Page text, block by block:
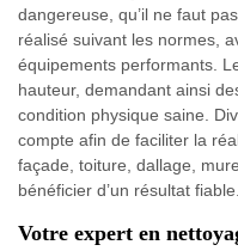
dangereuse, qu’il ne faut
réalisé suivant les normes,
équipements performants.
hauteur, demandant ainsi
condition physique saine.
compte afin de faciliter la
façade, toiture, dallage,
bénéficier d’un résultat fiable.
Votre expert en